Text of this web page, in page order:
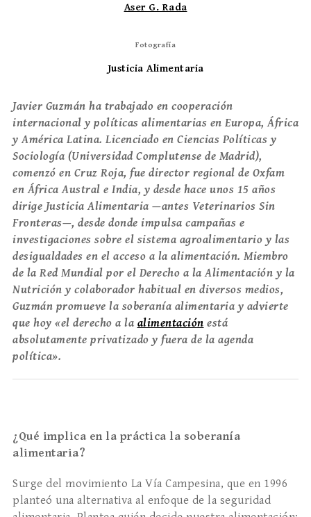
Aser G. Rada
Fotografía
Justicia Alimentaria
Javier Guzmán ha trabajado en cooperación
internacional y políticas alimentarias en Europa, África
y América Latina. Licenciado en Ciencias Políticas y
Sociología (Universidad Complutense de Madrid),
comenzó en Cruz Roja, fue director regional de Oxfam
en África Austral e India, y desde hace unos 15 años
dirige Justicia Alimentaria —antes Veterinarios Sin
Fronteras—, desde donde impulsa campañas e
investigaciones sobre el sistema agroalimentario y las
desigualdades en el acceso a la alimentación. Miembro
de la Red Mundial por el Derecho a la Alimentación y la
Nutrición y colaborador habitual en diversos medios,
Guzmán promueve la soberanía alimentaria y advierte
que hoy «el derecho a la alimentación está
absolutamente privatizado y fuera de la agenda
política».
¿Qué implica en la práctica la soberanía
alimentaria?
Surge del movimiento La Vía Campesina, que en 1996
planteó una alternativa al enfoque de la seguridad